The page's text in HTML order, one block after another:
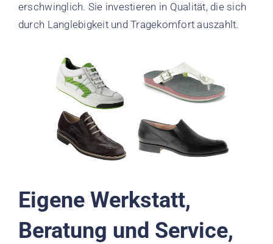
erschwinglich. Sie investieren in Qualität, die sich
durch Langlebigkeit und Tragekomfort auszahlt.
Eigene Werkstatt,
Beratung und Service,